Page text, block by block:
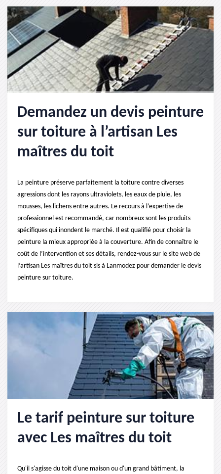
Demandez un devis peinture
sur toiture à l’artisan Les
maîtres du toit
La peinture préserve parfaitement la toiture contre diverses
agressions dont les rayons ultraviolets, les eaux de pluie, les
mousses, les lichens entre autres. Le recours à l’expertise de
professionnel est recommandé, car nombreux sont les produits
spécifiques qui inondent le marché. Il est qualifié pour choisir la
peinture la mieux appropriée à la couverture. Afin de connaître le
coût de l’intervention et ses détails, rendez-vous sur le site web de
l’artisan Les maîtres du toit sis à Lanmodez pour demander le devis
peinture sur toiture.
Le tarif peinture sur toiture
avec Les maîtres du toit
Qu'il s'agisse du toit d'une maison ou d'un grand bâtiment, la